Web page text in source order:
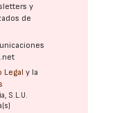
y
de
Legal y la
S.L.U.